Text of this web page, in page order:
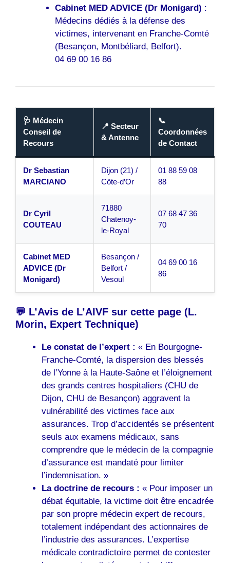
Cabinet MED ADVICE (Dr Monigard) :
Médecins dédiés à la défense des
victimes, intervenant en Franche-Comté
(Besançon, Montbéliard, Belfort).
04 69 00 16 86
🩺 Médecin
Conseil de
Recours
📍 Secteur
& Antenne
📞
Coordonnées
de Contact
Dr Sebastian
MARCIANO
Dijon (21) /
Côte-d’Or
01 88 59 08
88
Dr Cyril
COUTEAU
71880
Chatenoy-
le-Royal
07 68 47 36
70
Cabinet MED
ADVICE (Dr
Monigard)
Besançon /
Belfort /
Vesoul
04 69 00 16
86
💬 L’Avis de L’AIVF sur cette page (L.
Morin, Expert Technique)
Le constat de l’expert : « En Bourgogne-
Franche-Comté, la dispersion des blessés
de l’Yonne à la Haute-Saône et l’éloignement
des grands centres hospitaliers (CHU de
Dijon, CHU de Besançon) aggravent la
vulnérabilité des victimes face aux
assurances. Trop d’accidentés se présentent
seuls aux examens médicaux, sans
comprendre que le médecin de la compagnie
d’assurance est mandaté pour limiter
l’indemnisation. »
La doctrine de recours : « Pour imposer un
débat équitable, la victime doit être encadrée
par son propre médecin expert de recours,
totalement indépendant des actionnaires de
l’industrie des assurances. L’expertise
médicale contradictoire permet de contester